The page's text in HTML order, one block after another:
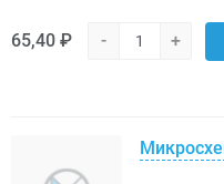
65,40 ₽ - +